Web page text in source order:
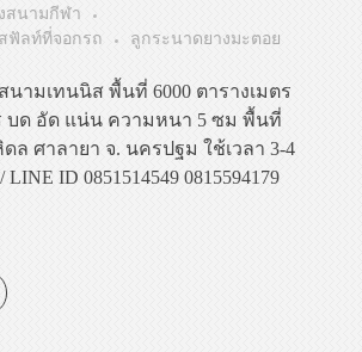
สนามกีฬา
ฟัลท์ที่จอกรถ
ลูกระนาดยางมะตอย
นามเทนนิส พื้นที่ 6000 ตารางเมตร
บด อัด แน่น ความหนา 5 ซม พื้นที่
ล ศาลายา จ. นครปฐม ใช้เวลา 3-4
ID 0851514549 0815594179